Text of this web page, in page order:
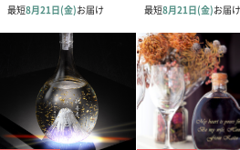
スイーツ
スイーツを同梱してお届けいたします
です。